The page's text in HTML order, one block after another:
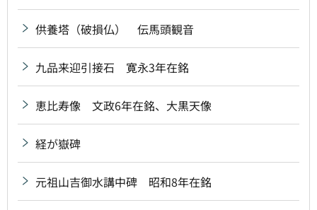
供養塔（破損仏） 伝馬頭観音
九品来迎引接石 寛永3年在銘
恵比寿像 文政6年在銘、大黒天像
経が嶽碑
元祖山吉御水講中碑 昭和8年在銘